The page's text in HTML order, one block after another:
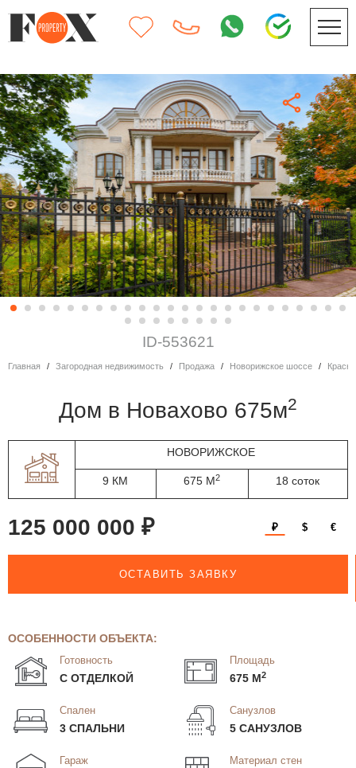
ID-553621
Главная Загородная недвижимость Продажа Новорижское шоссе
дом в Новахово 675м2
НОВОРИЖСКОЕ
9 КМ 675 М2 18 соток
125 000 000 ₽ ₽ $ €
ОСТАВИТЬ ЗАЯВКУ
ОСОБЕННОСТИ ОБЪЕКТА:
Готовность
С ОТДЕЛКОЙ
Площадь
675 М2
Спален
3 СПАЛЬНИ
Санузлов
5 САНУЗЛОВ
Гараж Материал стен